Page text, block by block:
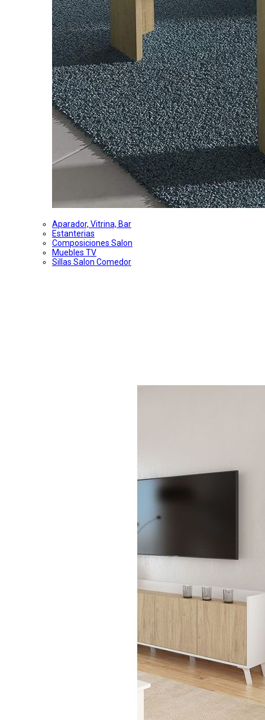
Aparador, Vitrina, Bar
Estanterias
Composiciones Salon
Muebles TV
Sillas Salon Comedor